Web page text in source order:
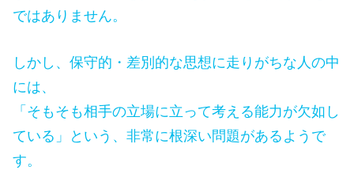
ではありません。
しかし、保守的・差別的な思想に走りがちな人の中
には、
「そもそも相手の立場に立って考える能力が欠如し
ている」という、非常に根深い問題があるようで
す。